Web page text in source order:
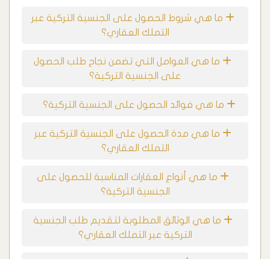
ما هي شروط الحصول على الجنسية التركية عبر
التملك العقاري؟
ما هي العوامل التي تضمن نجاح طلب الحصول
على الجنسية التركية؟
ما هي فوائد الحصول على الجنسية التركية؟
ما هي مدة الحصول على الجنسية التركية عبر
التملك العقاري؟
ما هي أنواع العقارات المناسبة للحصول على
الجنسية التركية؟
ما هي الوثائق المطلوبة لتقديم طلب الجنسية
التركية عبر التملك العقاري؟